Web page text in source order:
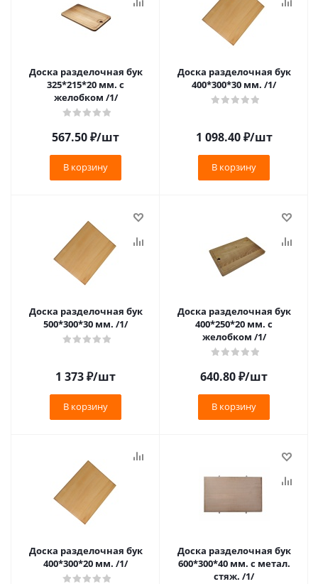
Доска разделочная бук
325*215*20 мм. с
желобком /1/
567.50₽/шт
В корзину
Доска разделочная бук
400*300*30 мм. /1/
1 098.40₽/шт
В корзину
Доска разделочная бук
500*300*30 мм. /1/
1 373₽/шт
В корзину
Доска разделочная бук
400*250*20 мм. с
желобком /1/
640.80₽/шт
В корзину
Доска разделочная бук
400*300*20 мм. /1/
Доска разделочная бук
600*300*40 мм. с метал.
стяж. /1/